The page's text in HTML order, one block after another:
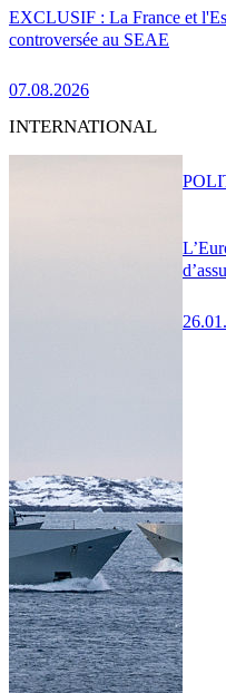
EXCLUSIF : La France et
controversée au SEAE
07.08.2026
INTERNATIONAL